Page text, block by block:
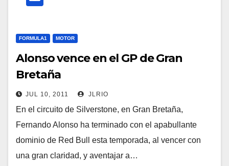
FORMULA1 MOTOR
Alonso vence en el GP de Gran
Bretaña
JUL 10, 2011 JLRIO
En el circuito de Silverstone, en Gran Bretaña,
Fernando Alonso ha terminado con el apabullante
dominio de Red Bull esta temporada, al vencer con
una gran claridad, y aventajar a…